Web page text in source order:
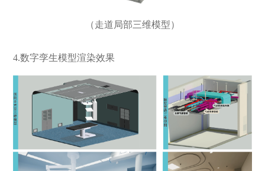
（走道局部三维模型）
4.数字孪生模型渲染效果